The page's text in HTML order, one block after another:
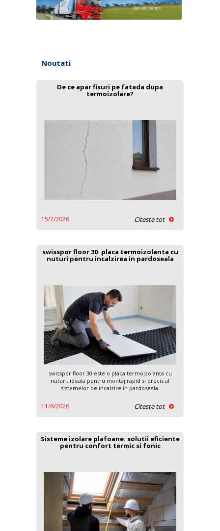
Noutati
De ce apar fisuri pe fatada dupa
termoizolare?
15/7/2026 Citeste tot
swisspor floor 30: placa termoizolanta cu
nuturi pentru incalzirea in pardoseala
swisspor floor 30 este o placa termoizolanta cu
nuturi, ideala pentru montaj rapid si precis al
sistemelor de incalzire in pardoseala.
11/6/2026 Citeste tot
Sisteme izolare plafoane: solutii eficiente
pentru confort termic si fonic